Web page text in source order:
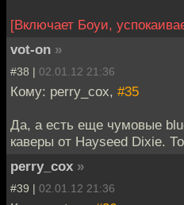
[Включает Боуи,
vot-on »
#38 | 02.01.12 21:36
Кому: perry_cox, #35
Да, а есть еще чумовые
каверы от Hayseed Dixie.
perry_cox »
#39 | 02.01.12 21:36